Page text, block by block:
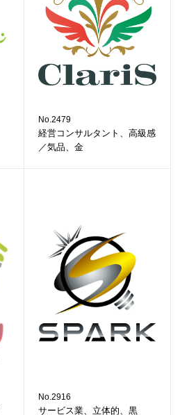
No.2479
経営コンサルタント、高級感
／気品、金
No.2916
サービス業、立体的、黒